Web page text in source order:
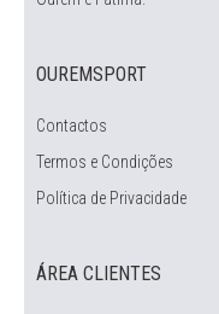
OUREMSPORT
Contactos
Termos e Condições
Política de Privacidade
ÁREA CLIENTES